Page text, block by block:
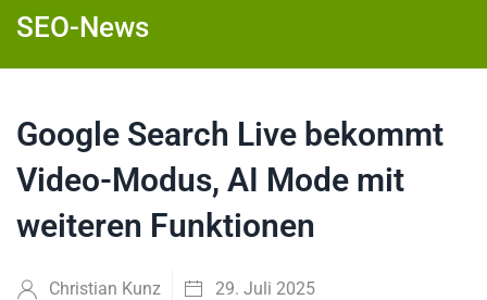
SEO-News
Google Search Live bekommt
Video-Modus, AI Mode mit
weiteren Funktionen
Christian Kunz 29. Juli 2025